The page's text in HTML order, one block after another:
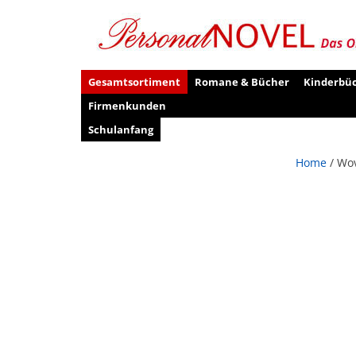
Gesamtsortiment Romane & Bücher
Firmenkunden
Schulanfang
Home /